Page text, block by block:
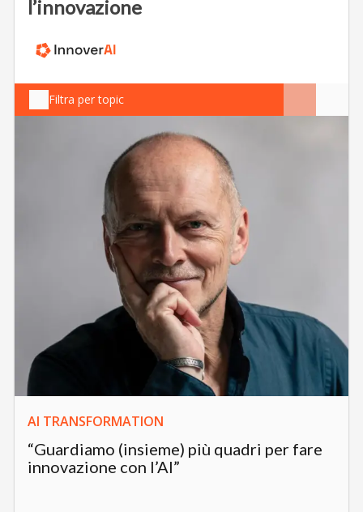
l’innovazione
Filtra per topic
AI TRANSFORMATION
“Guardiamo (insieme) più quadri per fare
innovazione con l’AI”